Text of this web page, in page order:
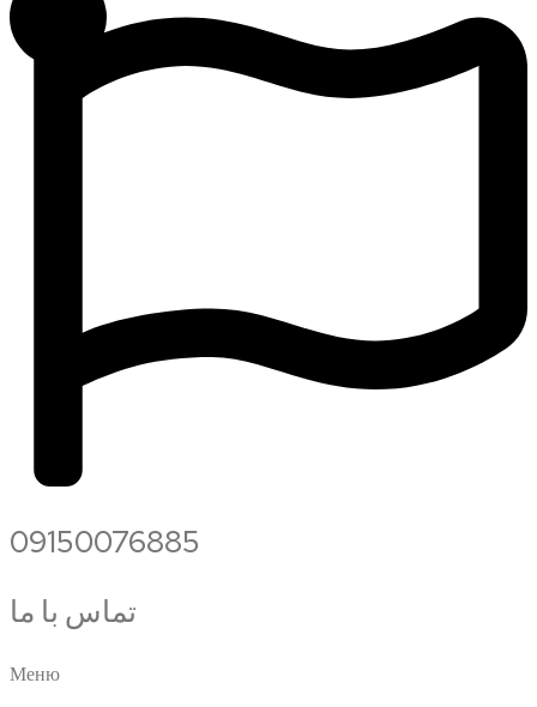
09150076885
تماس با ما
Меню